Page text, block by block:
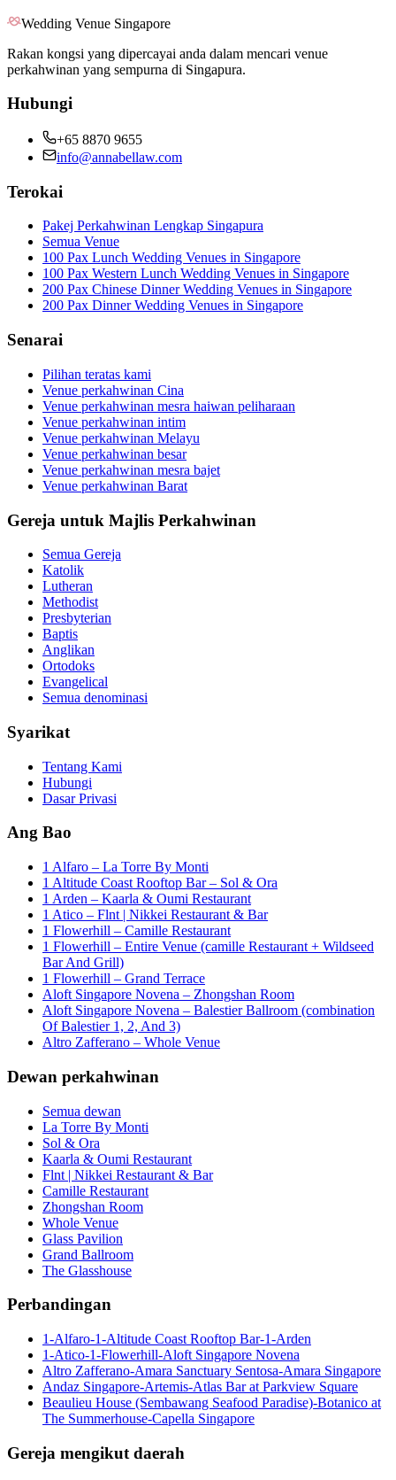
Wedding Venue Singapore
Rakan kongsi yang dipercayai anda dalam mencari venue
perkahwinan yang sempurna di Singapura.
Hubungi
+65 8870 9655
info@annabellaw.com
Terokai
Pakej Perkahwinan Lengkap Singapura
Semua Venue
100 Pax Lunch Wedding Venues in Singapore
100 Pax Western Lunch Wedding Venues in Singapore
200 Pax Chinese Dinner Wedding Venues in Singapore
200 Pax Dinner Wedding Venues in Singapore
Senarai
Pilihan teratas kami
Venue perkahwinan Cina
Venue perkahwinan mesra haiwan peliharaan
Venue perkahwinan intim
Venue perkahwinan Melayu
Venue perkahwinan besar
Venue perkahwinan mesra bajet
Venue perkahwinan Barat
Gereja untuk Majlis Perkahwinan
Semua Gereja
Katolik
Lutheran
Methodist
Presbyterian
Baptis
Anglikan
Ortodoks
Evangelical
Semua denominasi
Syarikat
Tentang Kami
Hubungi
Dasar Privasi
Ang Bao
1 Alfaro – La Torre By Monti
1 Altitude Coast Rooftop Bar – Sol & Ora
1 Arden – Kaarla & Oumi Restaurant
1 Atico – Flnt | Nikkei Restaurant & Bar
1 Flowerhill – Camille Restaurant
1 Flowerhill – Entire Venue (camille Restaurant + Wildseed
Bar And Grill)
1 Flowerhill – Grand Terrace
Aloft Singapore Novena – Zhongshan Room
Aloft Singapore Novena – Balestier Ballroom (combination
Of Balestier 1, 2, And 3)
Altro Zafferano – Whole Venue
Dewan perkahwinan
Semua dewan
La Torre By Monti
Sol & Ora
Kaarla & Oumi Restaurant
Flnt | Nikkei Restaurant & Bar
Camille Restaurant
Zhongshan Room
Whole Venue
Glass Pavilion
Grand Ballroom
The Glasshouse
Perbandingan
1-Alfaro-1-Altitude Coast Rooftop Bar-1-Arden
1-Atico-1-Flowerhill-Aloft Singapore Novena
Altro Zafferano-Amara Sanctuary Sentosa-Amara Singapore
Andaz Singapore-Artemis-Atlas Bar at Parkview Square
Beaulieu House (Sembawang Seafood Paradise)-Botanico at
The Summerhouse-Capella Singapore
Gereja mengikut daerah